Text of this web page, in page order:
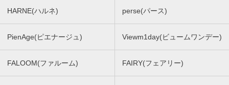
HARNE(ハルネ) perse(パース)
PienAge(ピエナージュ) Viewm1day(ビュームワンデー)
FALOOM(ファルーム) FAIRY(フェアリー)